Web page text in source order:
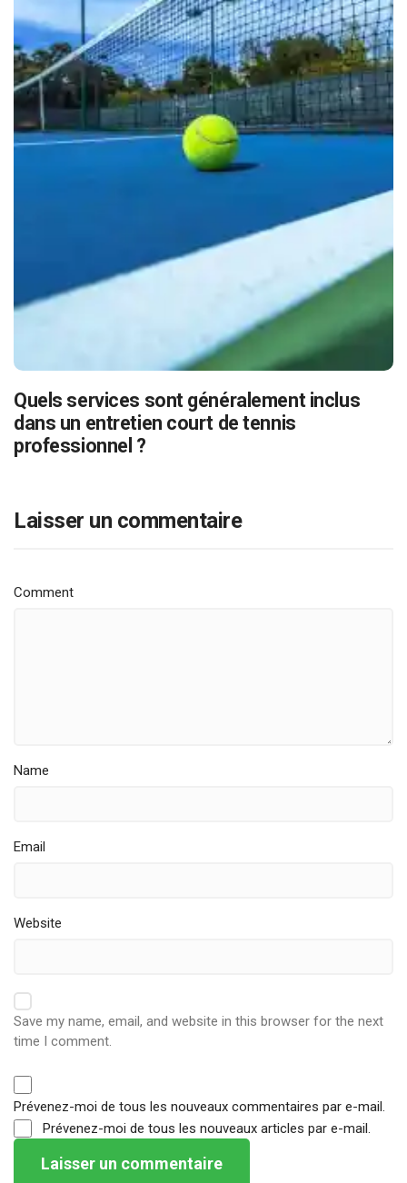
Quels services sont généralement inclus
dans un entretien court de tennis
professionnel ?
Laisser un commentaire
Comment
Name
Email
Website
Save my name, email, and website in this browser for the next
time I comment.
Prévenez-moi de tous les nouveaux commentaires par e-mail.
Prévenez-moi de tous les nouveaux articles par e-mail.